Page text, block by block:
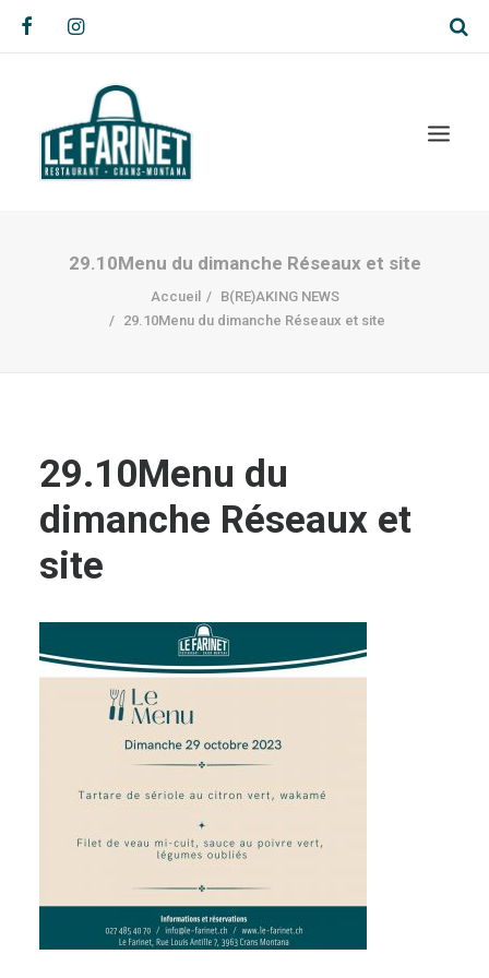
29.10Menu du dimanche Réseaux et site
Accueil
B(RE)AKING NEWS
29.10Menu du dimanche Réseaux et site
29.10Menu du
dimanche Réseaux et
site